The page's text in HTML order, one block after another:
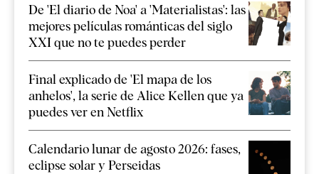
De 'El diario de Noa' a 'Materialistas': las
mejores películas románticas del siglo
XXI que no te puedes perder
Final explicado de 'El mapa de los
anhelos', la serie de Alice Kellen que ya
puedes ver en Netflix
Calendario lunar de agosto 2026: fases,
eclipse solar y Perseidas